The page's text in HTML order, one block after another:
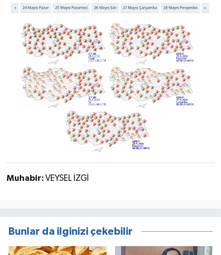
Muhabir: VEYSEL İZGİ
Bunlar da ilginizi çekebilir